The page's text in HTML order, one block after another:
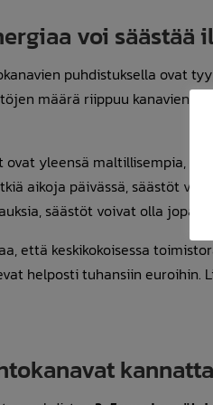
voi
puhdistuksella ovat
määrä riippuu kanavien
ovat yleensä maltillisempia,
aikoja päivässä, säästöt
säästöt voivat olla jopa
että keskikokoisessa
helposti tuhansiin